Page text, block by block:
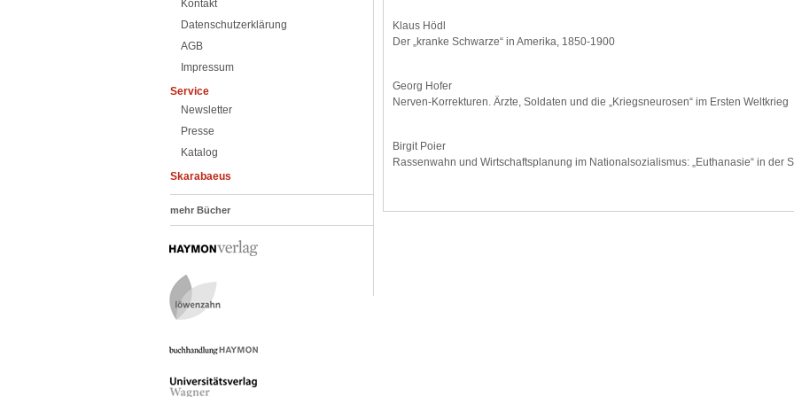
Kontakt
Datenschutzerklärung
AGB
Impressum
Service
Newsletter
Presse
Katalog
Skarabaeus
mehr Bücher
Klaus Hödl
Der „kranke Schwarze“ in Amerika, 1850-1900
Georg Hofer
Nerven-Korrekturen. Ärzte, Soldaten und die „Kriegsneurosen“ im Ersten Weltkrieg
Birgit Poier
Rassenwahn und Wirtschaftsplanung im Nationalsozialismus: „Euthanasie“ in der